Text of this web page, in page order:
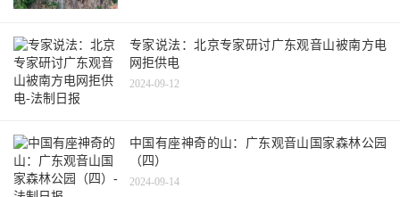
专家说法：北京专家研讨广东观音山被南方电
网拒供电
2024-09-12
中国有座神奇的山：广东观音山国家森林公园
（四）
2024-09-14